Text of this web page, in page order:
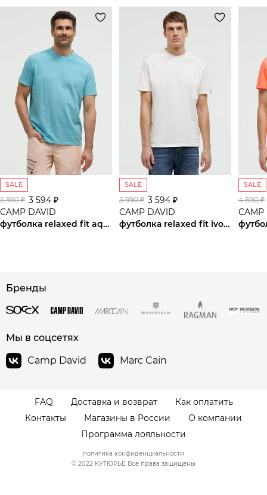
SALE
5 990 ₽ 3 594 ₽
CAMP DAVID
футболка relaxed fit aqua
SALE
5 990 ₽ 3 594 ₽
CAMP DAVID
футболка relaxed fit ivory
SALE
4 890 ₽
CAMP
Бренды
Мы в соцсетях
Camp David
Marc Cain
FAQ Доставка и возврат
Как оплатить
Контакты
Магазины в России
О компании
Программа лояльности
© 2022 КУТЮРЬЕ Все права защищены
политика конфиденциальности